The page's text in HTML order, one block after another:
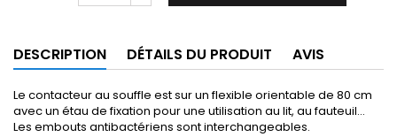
DESCRIPTION DÉTAILS DU PRODUIT AVIS
Le contacteur au souffle est sur un flexible orientable de 80 cm
avec un étau de fixation pour une utilisation au lit, au fauteuil...
Les embouts antibactériens sont interchangeables.